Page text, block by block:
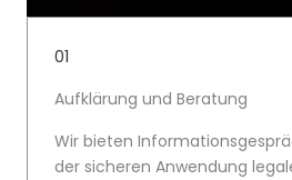
01
Aufklärung und Beratung
Wir bieten
der sicheren Anwendung